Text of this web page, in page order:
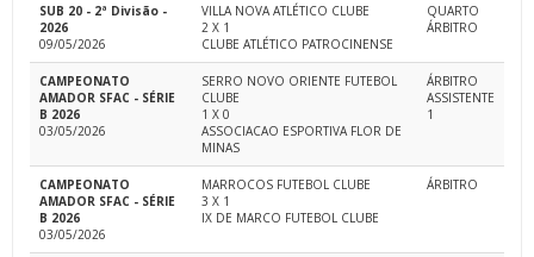
SUB 20 - 2ª Divisão -
2026
09/05/2026
VILLA NOVA ATLÉTICO CLUBE
2 X 1
CLUBE ATLÉTICO PATROCINENSE
QUARTO
ÁRBITRO
CAMPEONATO
AMADOR SFAC - SÉRIE
B 2026
03/05/2026
SERRO NOVO ORIENTE FUTEBOL
CLUBE
1 X 0
ASSOCIACAO ESPORTIVA FLOR DE
MINAS
ÁRBITRO
ASSISTENTE
1
CAMPEONATO
AMADOR SFAC - SÉRIE
B 2026
03/05/2026
MARROCOS FUTEBOL CLUBE
3 X 1
IX DE MARCO FUTEBOL CLUBE
ÁRBITRO